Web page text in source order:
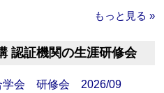
もっと見る »
認証機関の生涯研修会
学会 研修会 2026/09